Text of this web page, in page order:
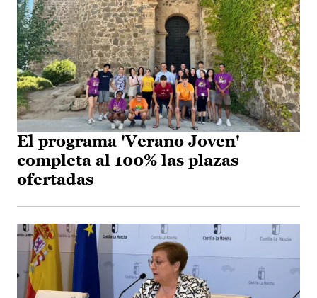
El programa 'Verano Joven'
completa al 100% las plazas
ofertadas